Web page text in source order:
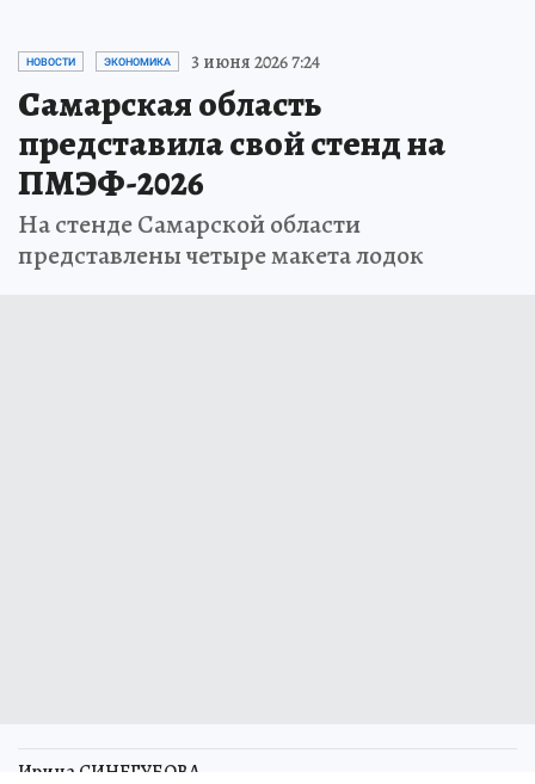
НОВОСТИ ЭКОНОМИКА 3 июня 2026 7:24
Самарская область
представила свой стенд на
ПМЭФ-2026
На стенде Самарской области
представлены четыре макета лодок
Ирина СИНЕГУБОВА